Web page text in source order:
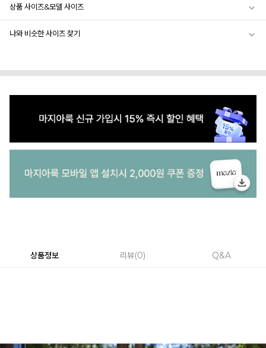
상품 사이즈&모델 사이즈
나와 비슷한 사이즈 찾기
상품정보 리뷰 0 Q&A